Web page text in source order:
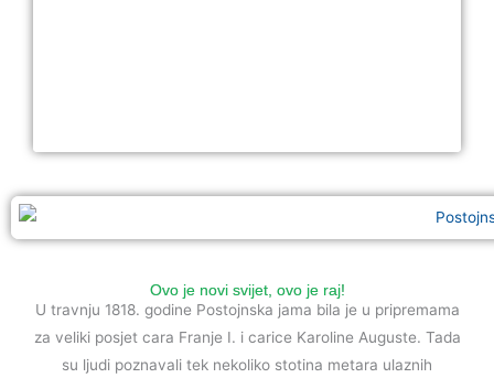
Ovo je novi svijet, ovo je raj!
U travnju 1818. godine Postojnska jama bila je u pripremama
za veliki posjet cara Franje I. i carice Karoline Auguste. Tada
su ljudi poznavali tek nekoliko stotina metara ulaznih